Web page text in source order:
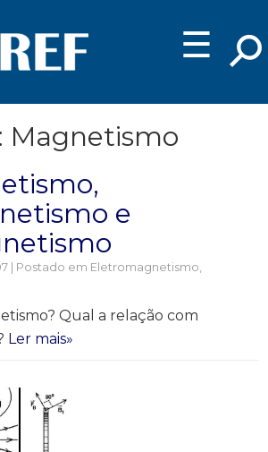
☰
Magnetismo
e
| Postado em Eletromagnetismo,
Qual a relação com
Ler mais»